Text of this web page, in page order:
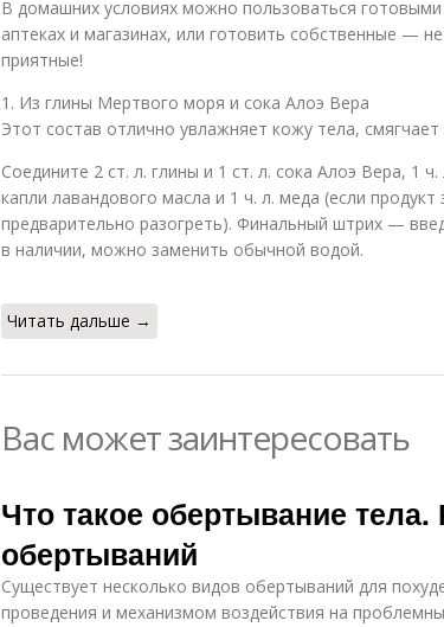
В домашних условиях можно пользоваться
аптеках и магазинах, или готовить собственные —
приятные!
1. Из глины Мертвого моря и сока Алоэ Вера
Этот состав отлично увлажняет кожу тела,
Соедините 2 ст. л. глины и 1 ст. л. сока Алоэ Вера, 1
капли лавандового масла и 1 ч. л. меда (если
предварительно разогреть). Финальный штрих —
в наличии, можно заменить обычной водой.
Читать дальше →
Вас может заинтересовать
Что такое обертывание тела.
обертываний
Существует несколько видов обертываний для
проведения и механизмом воздействия на